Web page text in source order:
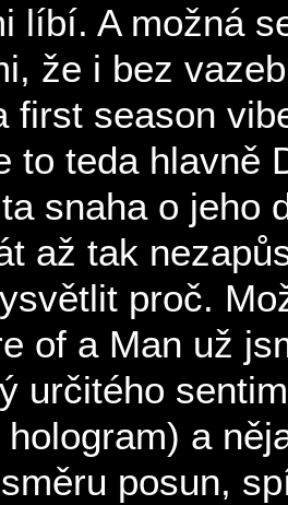
líbí. A možná
že i bez
first season
to teda hlavně
snaha o jeho
až tak
proč.
of a Man už
určitého
hologram) a
posun,